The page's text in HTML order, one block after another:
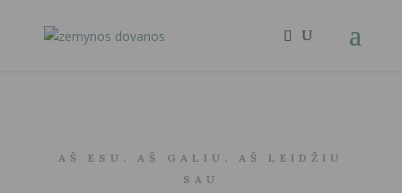
AŠ ESU. AŠ GALIU. AŠ LEIDŽIU
SAU